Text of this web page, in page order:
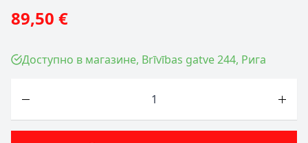
89,50 €
Доступно в магазине, Brīvības gatve 244, Рига